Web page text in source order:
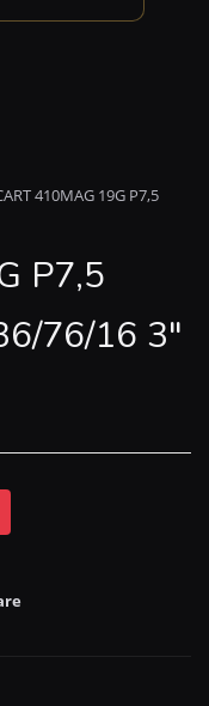
410MAG 19G P7,5
P7,5
76/16 3″